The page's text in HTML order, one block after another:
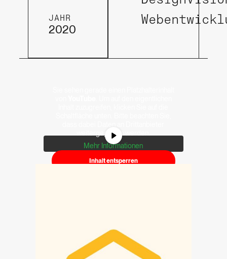
JAHR
2020
weitergegeben werden.
Mehr Informationen
Inhalt entsperren